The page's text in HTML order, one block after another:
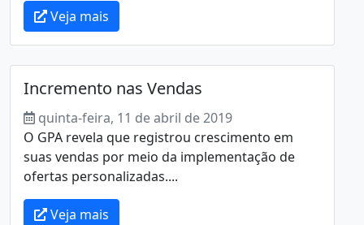
Veja mais
Incremento nas Vendas
quinta-feira, 11 de abril de 2019
O GPA revela que registrou crescimento em
suas vendas por meio da implementação de
ofertas personalizadas....
Veja mais